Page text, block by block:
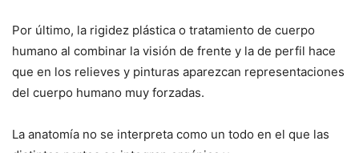
Por último, la rigidez plástica o tratamiento de cuerpo
humano al combinar la visión de frente y la de perfil hace
que en los relieves y pinturas aparezcan representaciones
del cuerpo humano muy forzadas.
La anatomía no se interpreta como un todo en el que las